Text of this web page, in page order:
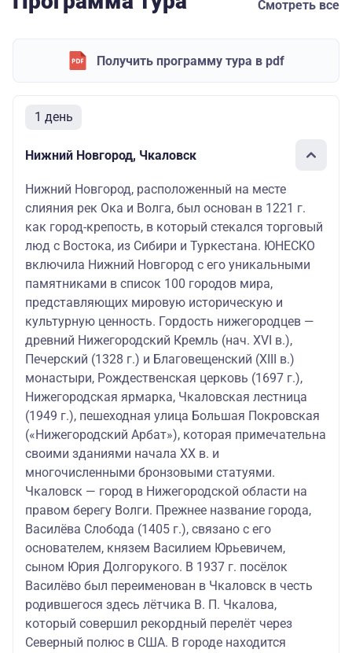
Смотреть все
Получить программу тура в pdf
1 день
Нижний Новгород, Чкаловск
Нижний Новгород, расположенный на месте
слияния рек Ока и Волга, был основан в 1221 г.
как город-крепость, в который стекался торговый
люд с Востока, из Сибири и Туркестана. ЮНЕСКО
включила Нижний Новгород с его уникальными
памятниками в список 100 городов мира,
представляющих мировую историческую и
культурную ценность. Гордость нижегородцев —
древний Нижегородский Кремль (нач. XVI в.),
Печерский (1328 г.) и Благовещенский (XIII в.)
монастыри, Рождественская церковь (1697 г.),
Нижегородская ярмарка, Чкаловская лестница
(1949 г.), пешеходная улица Большая Покровская
(«Нижегородский Арбат»), которая примечательна
своими зданиями начала XX в. и
многочисленными бронзовыми статуями.
Чкаловск — город в Нижегородской области на
правом берегу Волги. Прежнее название города,
Василёва Слобода (1405 г.), связано с его
основателем, князем Василием Юрьевичем,
сыном Юрия Долгорукого. В 1937 г. посёлок
Василёво был переименован в Чкаловск в честь
родившегося здесь лётчика В. П. Чкалова,
который совершил рекордный перелёт через
Северный полюс в США. В городе находится